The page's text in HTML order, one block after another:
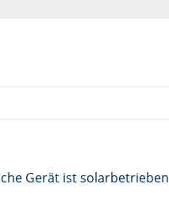
Gerät ist solarbetrieben